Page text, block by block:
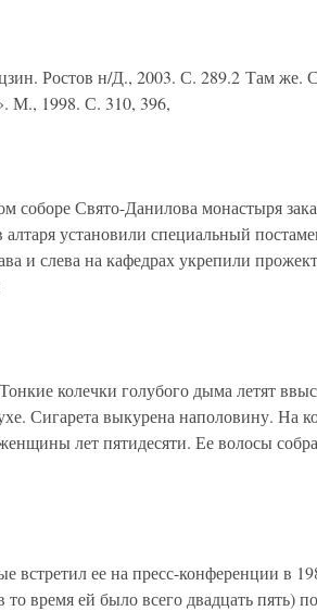
Ростов н/Д., 2003. С. 289.2 Там же.
М., 1998. С. 310, 396,
Свято-Данилова монастыря
установили специальный
и слева на кафедрах укрепили
колечки голубого дыма летят
Сигарета выкурена наполовину. На
лет пятидесяти. Ее волосы
встретил ее на пресс-конференции в
время ей было всего двадцать пять)